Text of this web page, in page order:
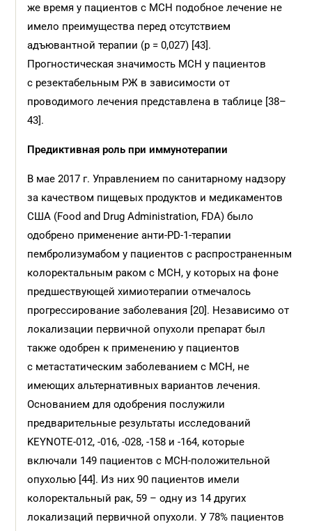
же время у пациентов с МСН подобное лечение не
имело преимущества перед отсутствием
адъювантной терапии (p = 0,027) [43].
Прогностическая значимость МСН у пациентов
с резектабельным РЖ в зависимости от
проводимого лечения представлена в таблице [38–
43].
Предиктивная роль при иммунотерапии
В мае 2017 г. Управлением по санитарному надзору
за качеством пищевых продуктов и медикаментов
США (Food and Drug Administration, FDA) было
одобрено применение анти-PD-1-терапии
пембролизумабом у пациентов с распространенным
колоректальным раком с МСН, у которых на фоне
предшествующей химиотерапии отмечалось
прогрессирование заболевания [20]. Независимо от
локализации первичной опухоли препарат был
также одобрен к применению у пациентов
с метастатическим заболеванием с МСН, не
имеющих альтернативных вариантов лечения.
Основанием для одобрения послужили
предварительные результаты исследований
KEYNOTE-012, -016, -028, -158 и -164, которые
включали 149 пациентов с МСН-положительной
опухолью [44]. Из них 90 пациентов имели
колоректальный рак, 59 – одну из 14 других
локализаций первичной опухоли. У 78% пациентов